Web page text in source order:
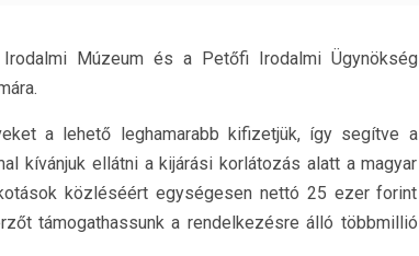
Múzeum és a Petőfi Irodalmi Ügynökség
a lehető leghamarabb kifizetjük, így segítve a
kívánjuk ellátni a kijárási korlátozás alatt a magyar
közléséért egységesen nettó 25 ezer forint
támogathassunk a rendelkezésre álló többmillió